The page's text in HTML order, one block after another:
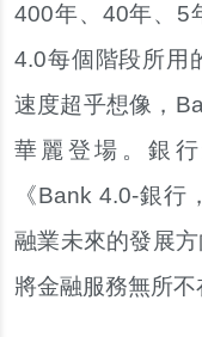
400年、40年、5
4.0每個階段所用
速度超乎想像，
華麗登場。銀
《Bank 4.0-銀
融業未來的發展
將金融服務無所不